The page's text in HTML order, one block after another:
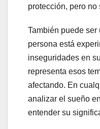
protección, pero no
También puede
persona está
inseguridades en
representa esos
afectando. En
analizar el sueño
entender su